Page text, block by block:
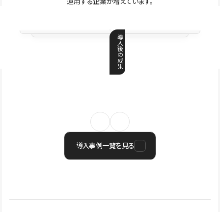
導
入
後
の
成
果
導入事例一覧を見る